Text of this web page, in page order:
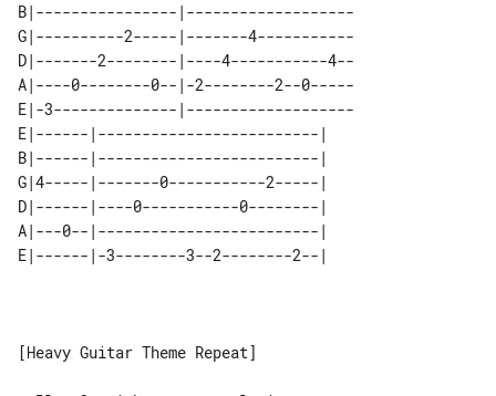
B|----------------|-------------------
G|----------2-----|-------4-----------
D|-------2--------|----4-----------4--
A|----0--------0--|-2--------2--0-----
E|-3--------------|-------------------
E|------|-------------------------|
B|------|-------------------------|
G|4-----|-------0-----------2-----|
D|------|----0-----------0--------|
A|---0--|-------------------------|
[Heavy Guitar Theme Repeat]